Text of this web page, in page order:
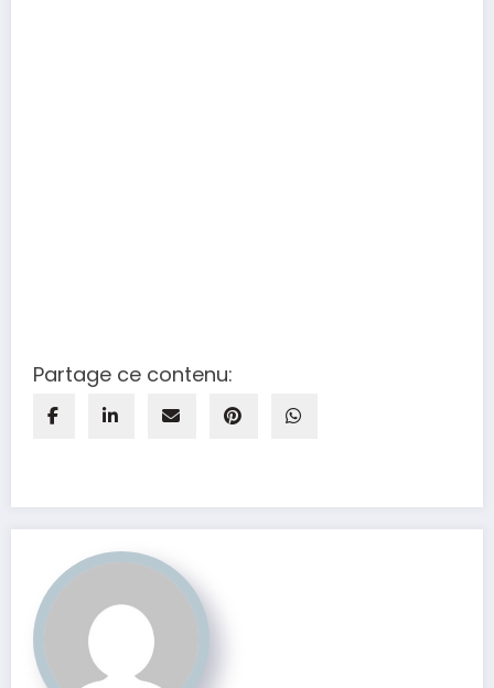
Partage ce contenu: